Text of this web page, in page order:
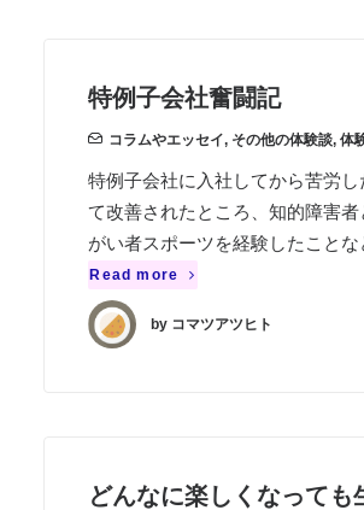
特例子会社奮闘記
コラムやエッセイ, その他の体験談, 体
特例子会社に入社してから苦労
て改善されたところ、知的障害
がい者スポーツを経験したことな
Read more
by コマツアツヒト
どんなに楽しくなっても